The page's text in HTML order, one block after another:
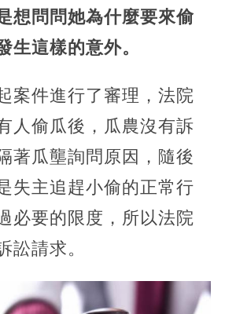
想問問她為什麼要來偷
生這樣的意外。
案件進行了審理，法院
人偷瓜後，瓜農沒有訴
著瓜壟詢問原因，隨後
失主追趕小偷的正常行
必要的限度，所以法院
訟請求。